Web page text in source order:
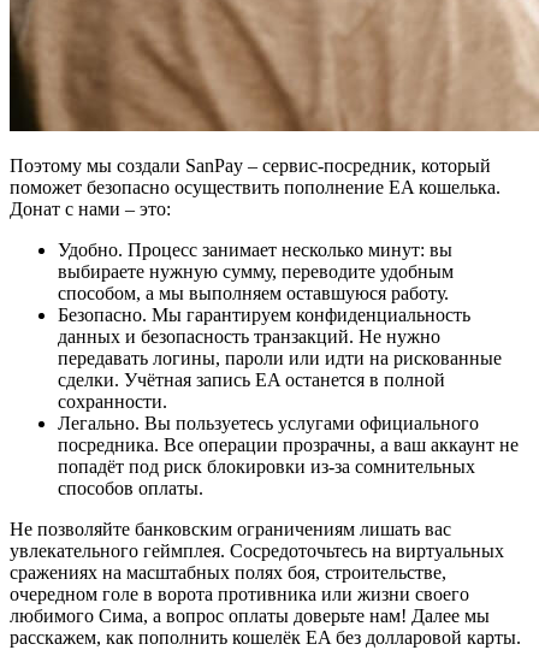
Поэтому мы создали SanPay – сервис-посредник, который
поможет безопасно осуществить пополнение EA кошелька.
Донат с нами – это:
Удобно. Процесс занимает несколько минут: вы
выбираете нужную сумму, переводите удобным
способом, а мы выполняем оставшуюся работу.
Безопасно. Мы гарантируем конфиденциальность
данных и безопасность транзакций. Не нужно
передавать логины, пароли или идти на рискованные
сделки. Учётная запись EA останется в полной
сохранности.
Легально. Вы пользуетесь услугами официального
посредника. Все операции прозрачны, а ваш аккаунт не
попадёт под риск блокировки из-за сомнительных
способов оплаты.
Не позволяйте банковским ограничениям лишать вас
увлекательного геймплея. Сосредоточьтесь на виртуальных
сражениях на масштабных полях боя, строительстве,
очередном голе в ворота противника или жизни своего
любимого Сима, а вопрос оплаты доверьте нам! Далее мы
расскажем, как пополнить кошелёк EA без долларовой карты.